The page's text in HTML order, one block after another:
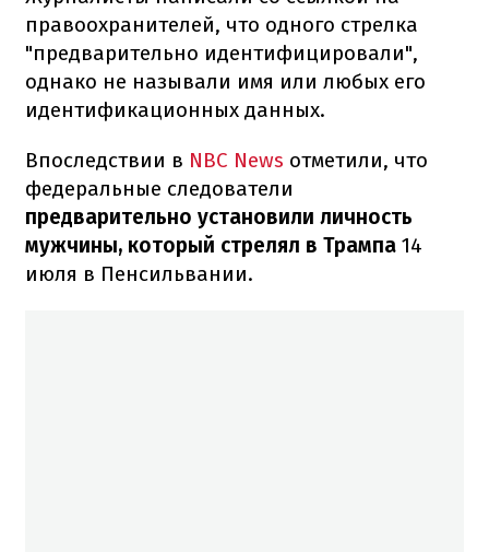
правоохранителей, что одного стрелка
"предварительно идентифицировали",
однако не называли имя или любых его
идентификационных данных.
Впоследствии в NBC News отметили, что
федеральные следователи
предварительно установили личность
мужчины, который стрелял в Трампа 14
июля в Пенсильвании.